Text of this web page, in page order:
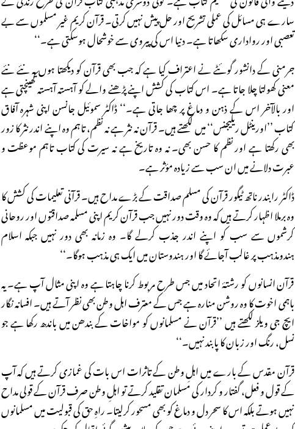
سارے ہی مسائل کی عملی تشریح اور حل پیش نہیں کرتی۔ قرآن کریم غیر مسلموں سے بے
تعصبی اور رواداری سکھاتا ہے۔ دنیا اس کی پیروی سے خوشحال ہوسکتی ہے۔‘‘
جرمنی کے دانشور گوئٹے نے اعتراف کیا ہے کہ جب بھی قرآن کو دیکھتا ہوں یہ نئے نئے
معنی کھولتا چلا جاتا ہے۔ اس کتاب کی کشش اپنے پڑھنے والے کو آہستہ آہستہ کھینچتی ہے
اور بالآخر اس کے ذہن و دماغ پر چھا جاتی ہے۔‘‘ ڈاکٹر سموئیل جانسن اپنی شہرہ آفاق
کتاب ’’اورینٹل ریلیجنس‘‘ میں لکھتے ہیں۔ قرآن نہ نثر ہے نہ نظم، تاہم وہ اپنے اندر نثر کا زور
بھی رکھتا ہے اور نظم کا حسن بھی۔ نہ وہ تاریخ ہے نہ سیرت کی کتاب تاہم موعظت و
عبرت دلانے میں ان سب سے زیادہ مؤثر ہے۔
ڈاکٹر رابندر ناتھ ٹیگور قرآن کی مسلم صداقت کے بڑے مداح ہیں۔ قرآنی تعلیمات کی کشش کا
وہ برملا اظہار کرتے ہیں کہ وہ وقت دور نہیں جب قرآن کریم اپنی مسلمہ صداقتوں اور روحانی
کرشموں سے سب کو اپنے اندر جذب کرلے گا۔ وہ زمانہ بھی دور نہیں جبکہ اسلام
ہندومذہب پر غالب آجائے گا اور ہندوستان میں ایک ہی مذہب ہوگا۔‘‘
قرآن انسانوں کو رشتۂ اتحاد میں جس طرح مربوط کرنا چاہتا ہے وہ اپنی مثال آپ ہے۔ یہ
باہمی اخوت کا وہ روشن منارہ ہے جس کے معترف اہل وطن بھی نظر آتے ہیں۔ افسانہ نگار
ایچ جی ویلز لکھتے ہیں ’’قرآن نے مسلمانوں کو مواخات کے بندھن میں باندھ رکھا ہے جو
نسل، رنگ اور زبان کا پابند نہیں۔‘‘
قرآن مقدس کے بارے میں اہلِ وطن کے تاثرات اس بات کی غمازی کرتے ہیں کہ آپ
کے قول و فعل، گفتار و کردار کی مسلمان تقلید کرتے تو اہلِ وطن صرف قرآن کے قولی مداح
نہیں ہوتے بلکہ اس کا سحر دل و دماغ کو بھی مسحور کرلیتا۔ راہِ حق کی قبولیت میں مسلمانوں